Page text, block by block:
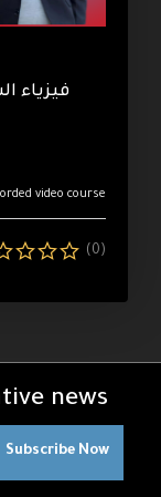
فيزياء
video course
(0)
news
Subscribe Now